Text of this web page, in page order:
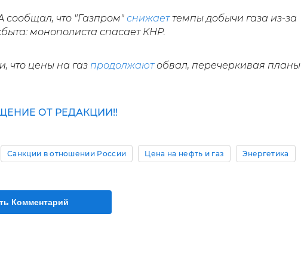
сообщал, что "Газпром" снижаеттемпы добычи газа из-за
монополиста спасает КНР.
что цены на газ продолжаютобвал, перечеркивая планы
ОТ РЕДАКЦИИ!!
Санкции в отношении России Цена на нефть и газ Энергетика
Комментарий